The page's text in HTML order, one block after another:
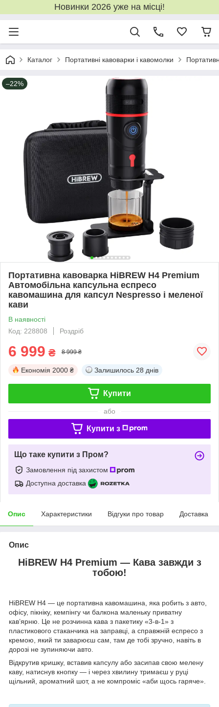
Новинки 2026 уже на місці!
Каталог Портативні кавоварки і кавомолки
–22%
Портативна кавоварка HiBREW H4 Premium
Автомобільна капсульна еспресо
кавомашина для капсул Nespresso і меленої
кави
В наявності
Код: 228808
Роздріб
6 999 ₴ 8 999 ₴
Економія 2000 ₴ Залишилось 28 днів
Купити
або
Купити з
Що таке купити з Пром?
Замовлення під захистом
Доступна доставка
Опис Характеристики Відгуки про товар Доставка
Опис
HiBREW H4 Premium — Кава завжди з
тобою!
HiBREW H4 — це портативна кавомашина, яка робить з авто,
офісу, пікніку, кемпінгу чи балкона маленьку приватну
кав’ярню. Це не розчинна кава з пакетику «3-в-1» з
пластикового стаканчика на заправці, а справжній еспресо з
кремою, який ти заварюєш сам, там де тобі зручно, навіть в
дорозі не зупиняючи авто.
Відкрутив кришку, вставив капсулу або засипав свою мелену
каву, натиснув кнопку — і через хвилину тримаєш у руці
щільний, ароматний шот, а не компроміс «аби щось гаряче».